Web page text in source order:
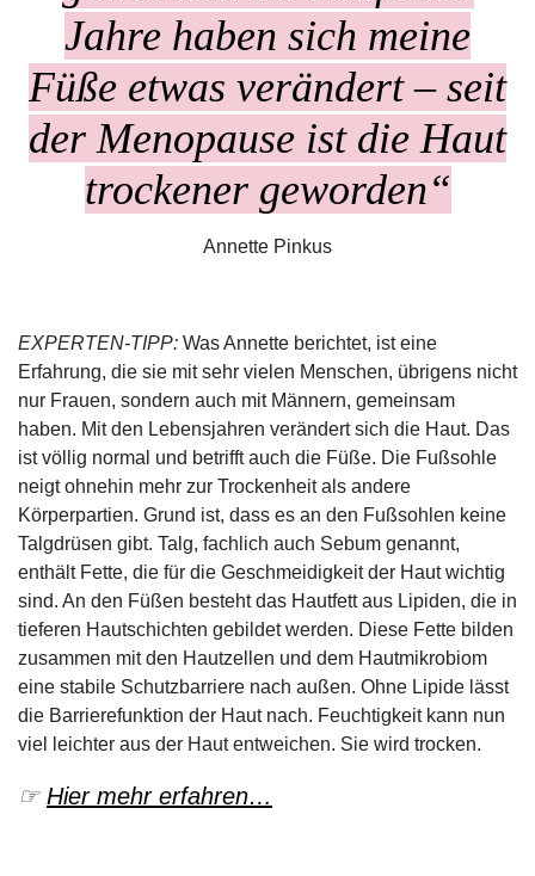
Jahre haben sich meine
Füße etwas verändert – seit
der Menopause ist die Haut
trockener geworden“
Annette Pinkus
EXPERTEN-TIPP: Was Annette berichtet, ist eine
Erfahrung, die sie mit sehr vielen Menschen, übrigens nicht
nur Frauen, sondern auch mit Männern, gemeinsam
haben. Mit den Lebensjahren verändert sich die Haut. Das
ist völlig normal und betrifft auch die Füße. Die Fußsohle
neigt ohnehin mehr zur Trockenheit als andere
Körperpartien. Grund ist, dass es an den Fußsohlen keine
Talgdrüsen gibt. Talg, fachlich auch Sebum genannt,
enthält Fette, die für die Geschmeidigkeit der Haut wichtig
sind. An den Füßen besteht das Hautfett aus Lipiden, die in
tieferen Hautschichten gebildet werden. Diese Fette bilden
zusammen mit den Hautzellen und dem Hautmikrobiom
eine stabile Schutzbarriere nach außen. Ohne Lipide lässt
die Barrierefunktion der Haut nach. Feuchtigkeit kann nun
viel leichter aus der Haut entweichen. Sie wird trocken.
☞ Hier mehr erfahren…